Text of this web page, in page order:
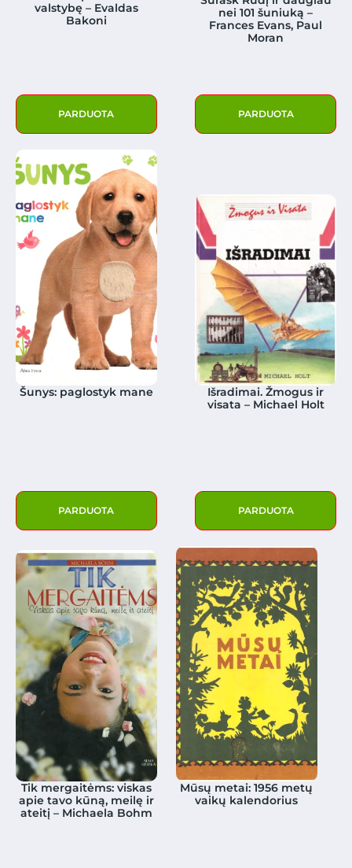
valstybę – Evaldas
Bakoni
PARDUOTA
nei 101 šuniuką –
Frances Evans, Paul
Moran
PARDUOTA
Šunys: paglostyk mane
PARDUOTA
Išradimai. Žmogus ir
visata – Michael Holt
PARDUOTA
Tik mergaitėms: viskas
apie tavo kūną, meilę ir
ateitį – Michaela Bohm
Mūsų metai: 1956 metų
vaikų kalendorius